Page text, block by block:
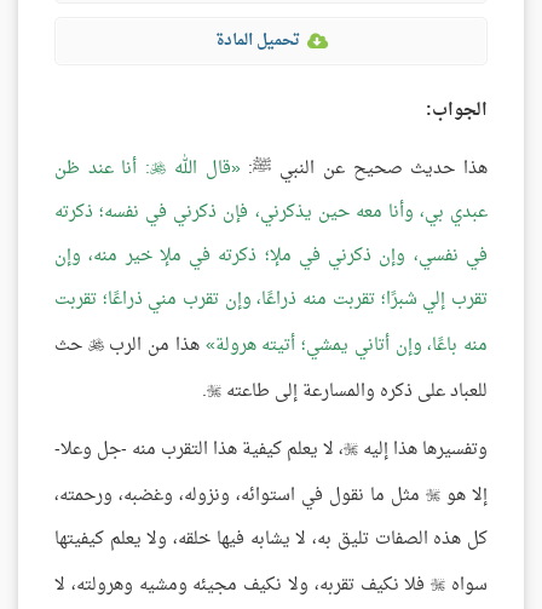
تحميل المادة
الجواب:
هذا حديث صحيح عن النبي ﷺ: قال الله : أنا عند ظن
عبدي بي، وأنا معه حين يذكرني، فإن ذكرني في نفسه؛ ذكرته
في نفسي، وإن ذكرني في ملإ؛ ذكرته في ملإ خير منه، وإن
تقرب إلي شبرًا؛ تقربت منه ذراعًا، وإن تقرب مني ذراعًا؛ تقربت
منه باعًا، وإن أتاني يمشي؛ أتيته هرولة هذا من الرب حث
للعباد على ذكره والمسارعة إلى طاعته 
.
وتفسيرها هذا إليه ، لا يعلم كيفية هذا التقرب منه -جل وعلا-
إلا هو  مثل ما نقول في استوائه، ونزوله، وغضبه، ورحمته،
كل هذه الصفات تليق به، لا يشابه فيها خلقه، ولا يعلم كيفيتها
سواه فلا نكيف تقربه، ولا نكيف مجيئه ومشيه وهرولته، لا